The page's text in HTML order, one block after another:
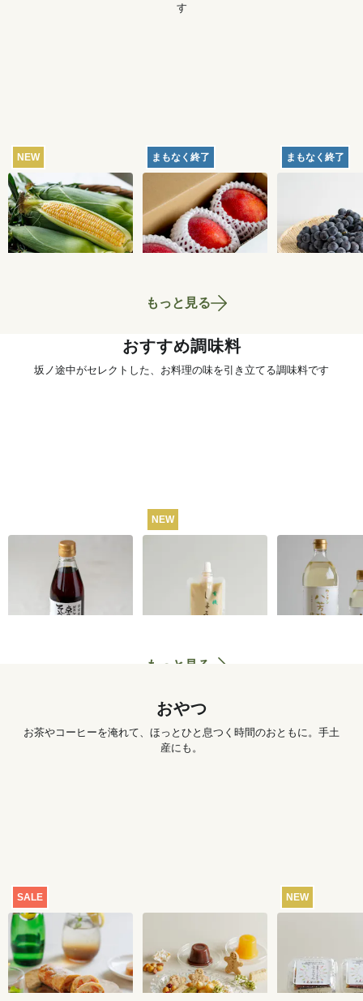
す
NEW
【産地直送】北軽井
沢のとうもろこし 12
本
送料込 4,250円
まもなく終了
【産地直送】久米島
のマンゴー 1kg（特
栽相当）
送料込 5,180
まもなく終了
府のぶどう・
くろまる 2kg
相当）
送料込
もっと見る
おすすめ調味料
坂ノ途中がセレクトした、お料理の味を引き立てる調味料です
うね乃そうめんつゆ
（ストレートタイ
プ）365ml
NEW
カンタン八芳
もっと見る
おやつ
お茶やコーヒーを淹れて、ほっとひと息つく時間のおともに。手土
産にも。
SALE
【特別価格】瀬戸内
レモンのサマーシュ
トーレン 200g
2,519円
おまかせおやつ定期
便[定期宅配]
1,980円
NEW